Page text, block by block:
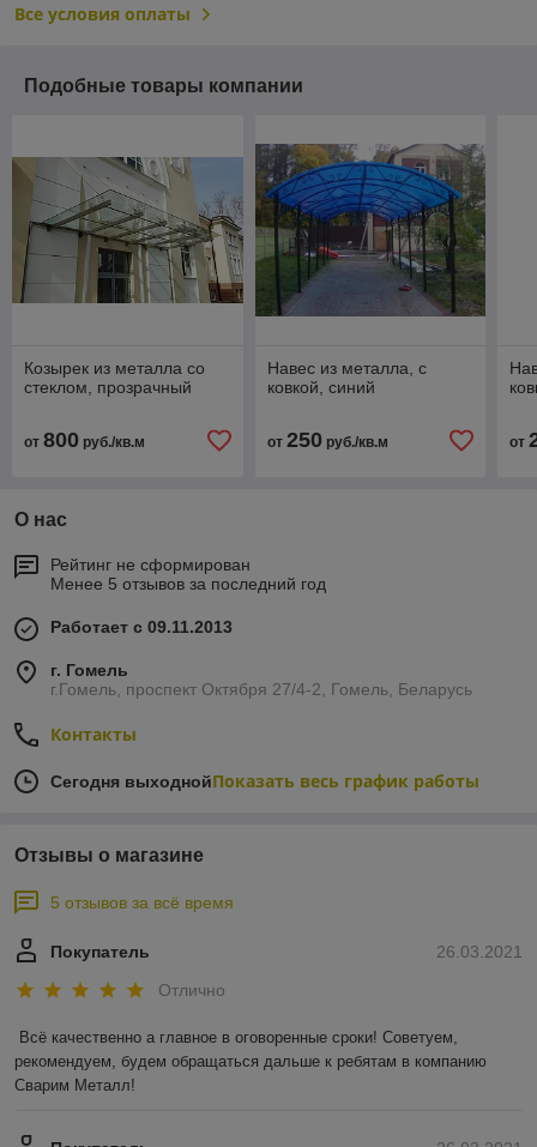
Все условия оплаты
Подобные товары компании
Козырек из металла со
стеклом, прозрачный
от 800 руб./кв.м
Навес из металла, с
ковкой, синий
от 250руб./кв.м от
О нас
Рейтинг не сформирован
Менее 5 отзывов за последний год
Работает с 09.11.2013
г. Гомель
г.Гомель, проспект Октября 27/4-2, Гомель, Беларусь
Контакты
Сегодня выходнойПоказать весь график работы
Отзывы о магазине
5 отзывов за всё время
26.03.2021
Покупатель
Отлично
Всё качественно а главное в оговоренные сроки! Советуем,
рекомендуем, будем обращаться дальше к ребятам в компанию
Сварим Металл!